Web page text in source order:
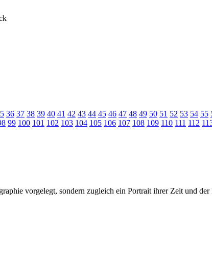
36 37 38 39 40 41 42 43 44 45 46 47 48 49 50 51 52 53 54 55
99 100 101 102 103 104 105 106 107 108 109 110 111 112
vorgelegt, sondern zugleich ein Portrait ihrer Zeit und der